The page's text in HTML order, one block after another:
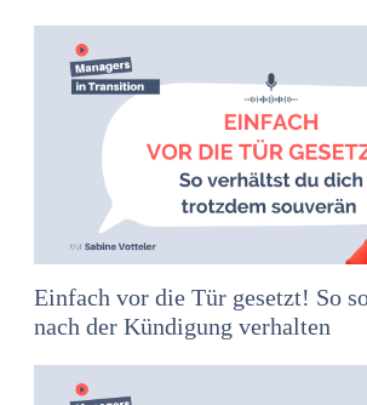
Einfach vor die Tür gesetzt! So
nach der Kündigung verhalten